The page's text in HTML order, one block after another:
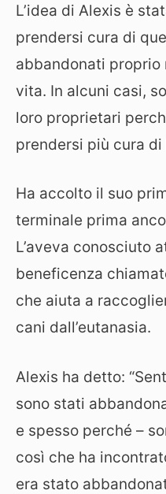
L’idea di Alexis è
prendersi cura di
abbandonati
vita. In alcuni casi,
loro proprietari
prendersi più cura di
Ha accolto il suo
terminale prima
L’aveva conosciuto
beneficenza
che aiuta a
cani dall’eutanasia.
Alexis ha detto:
sono stati
e spesso perché –
così che ha
era stato